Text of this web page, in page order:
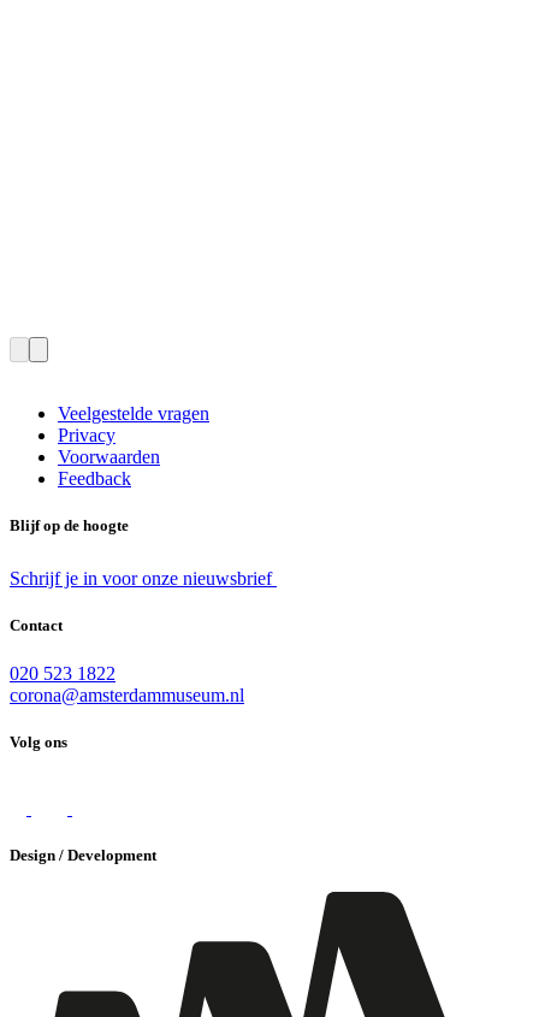
Veelgestelde vragen
Privacy
Voorwaarden
Feedback
Blijf op de hoogte
Schrijf je in voor onze nieuwsbrief
Contact
020 523 1822
corona@amsterdammuseum.nl
Volg ons
Design / Development